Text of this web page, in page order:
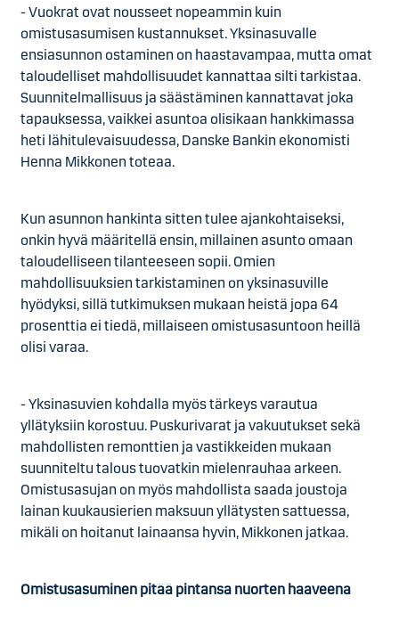
- Vuokrat ovat nousseet nopeammin kuin
omistusasumisen kustannukset. Yksinasuvalle
ensiasunnon ostaminen on haastavampaa, mutta omat
taloudelliset mahdollisuudet kannattaa silti tarkistaa.
Suunnitelmallisuus ja säästäminen kannattavat joka
tapauksessa, vaikkei asuntoa olisikaan hankkimassa
heti lähitulevaisuudessa, Danske Bankin ekonomisti
Henna Mikkonen toteaa.
Kun asunnon hankinta sitten tulee ajankohtaiseksi,
onkin hyvä määritellä ensin, millainen asunto omaan
taloudelliseen tilanteeseen sopii. Omien
mahdollisuuksien tarkistaminen on yksinasuville
hyödyksi, sillä tutkimuksen mukaan heistä jopa 64
prosenttia ei tiedä, millaiseen omistusasuntoon heillä
olisi varaa.
- Yksinasuvien kohdalla myös tärkeys varautua
yllätyksiin korostuu. Puskurivarat ja vakuutukset sekä
mahdollisten remonttien ja vastikkeiden mukaan
suunniteltu talous tuovatkin mielenrauhaa arkeen.
Omistusasujan on myös mahdollista saada joustoja
lainan kuukausierien maksuun yllätysten sattuessa,
mikäli on hoitanut lainaansa hyvin, Mikkonen jatkaa.
Omistusasuminen pitää pintansa nuorten haaveena